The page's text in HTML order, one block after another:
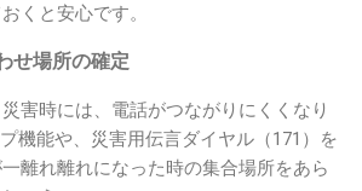
くと安心です。
せ場所の確定
害時には、電話がつながりにくくなり
機能や、災害用伝言ダイヤル（171）を
離れ離れになった時の集合場所をあら